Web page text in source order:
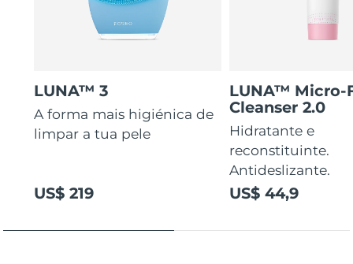
LUNA™ 3
A forma mais higiénica de
limpar a tua pele
US$ 219
LUNA™ Micro-
Cleanser 2.0
Hidratante e
reconstituinte.
Antideslizante.
US$ 44,9